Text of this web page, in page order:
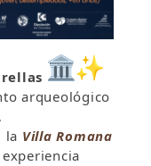
arqueológico
la Villa Romana